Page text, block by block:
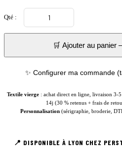
Qté :
🛒 Ajouter au panier
✨ Configurer ma commande
Textile vierge : achat direct en ligne, livraison 3-
14j (30 % retenus + frais de
Personnalisation (sérigraphie, broderie,
📍 DISPONIBLE À LYON CHEZ